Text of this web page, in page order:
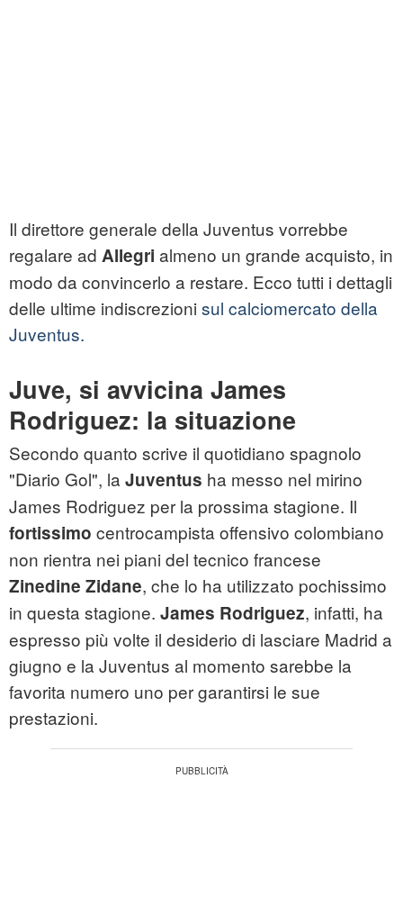
Il direttore generale della Juventus vorrebbe
regalare ad Allegri almeno un grande acquisto, in
modo da convincerlo a restare. Ecco tutti i dettagli
delle ultime indiscrezioni sul calciomercato della
Juventus.
Juve, si avvicina James
Rodriguez: la situazione
Secondo quanto scrive il quotidiano spagnolo
"Diario Gol", la Juventus ha messo nel mirino
James Rodriguez per la prossima stagione. Il
fortissimo centrocampista offensivo colombiano
non rientra nei piani del tecnico francese
Zinedine Zidane, che lo ha utilizzato pochissimo
in questa stagione. James Rodriguez, infatti, ha
espresso più volte il desiderio di lasciare Madrid a
giugno e la Juventus al momento sarebbe la
favorita numero uno per garantirsi le sue
prestazioni.